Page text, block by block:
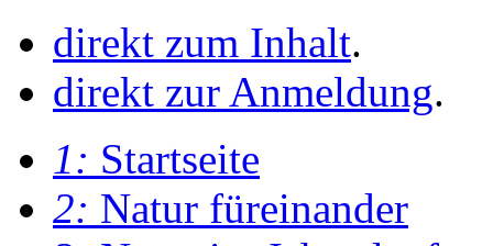
direkt zum Inhalt.
direkt zur Anmeldung.
1: Startseite
2: Natur füreinander